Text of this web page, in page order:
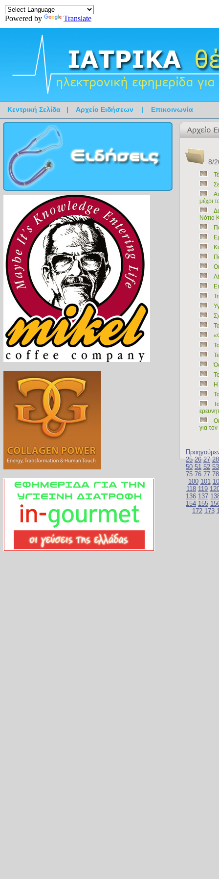
Powered by Translate
Κεντρική Σελίδα | Αρχείο Ειδήσεων | Επικοινωνία
8/
μέχρι
Νότιο
Η
για
25 26 27 28
50 51 52 53
75 76 77 78
100 101
118 119
136 137
154 155
172 173